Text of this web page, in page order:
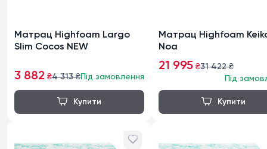
Матрац Highfoam Largo
Slim Cocos NEW
3 882 ₴4 313₴Під замовлення
Матрац Highfoam
Noa
21 995 ₴31 422₴
Під